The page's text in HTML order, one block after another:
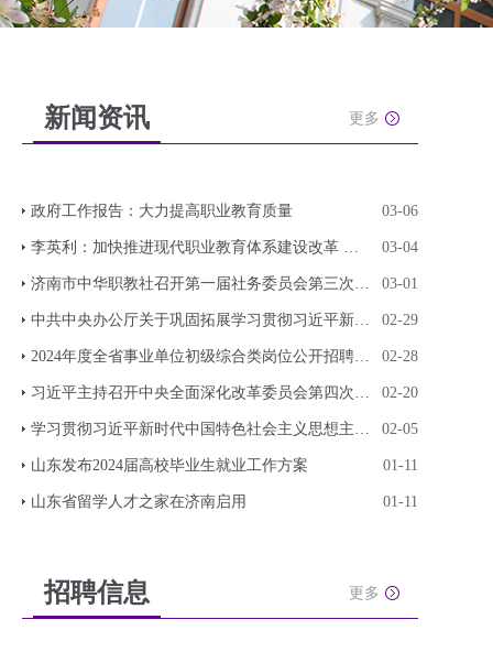
新闻资讯 更多
政府工作报告：大力提高职业教育质量 03-06
李英利：加快推进现代职业教育体系建设改革 构建 03-04
济南市中华职教社召开第一届社务委员会第三次全体 03-01
中共中央办公厅关于巩固拓展学习贯彻习近平新时代 02-29
2024年度全省事业单位初级综合类岗位公开招聘笔试 02-28
习近平主持召开中央全面深化改革委员会第四次会议 02-20
学习贯彻习近平新时代中国特色社会主义思想主题教 02-05
山东发布2024届高校毕业生就业工作方案 01-11
山东省留学人才之家在济南启用 01-11
招聘信息 更多